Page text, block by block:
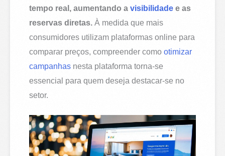
tempo real, aumentando avisibilidade e as
reservas diretas. À medida que mais
consumidores utilizam plataformas online para
comparar preços, compreender comootimizar
campanhas nesta plataforma torna-se
essencial para quem deseja destacar-se no
setor.